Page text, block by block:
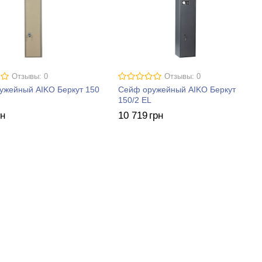
Отзывы: 0
AIKO Беркут 150
Отзывы: 0
Сейф оружейный AIKO Беркут
150/2 EL
10 719 грн